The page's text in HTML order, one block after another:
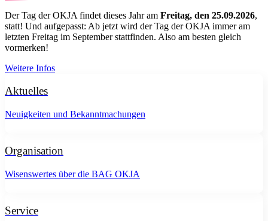
Der Tag der OKJA findet dieses Jahr am Freitag, den 25.09.2026,
statt! Und aufgepasst: Ab jetzt wird der Tag der OKJA immer am
letzten Freitag im September stattfinden. Also am besten gleich
vormerken!
Weitere Infos
Aktuelles
Neuigkeiten und Bekanntmachungen
Organisation
Wisenswertes über die BAG OKJA
Service